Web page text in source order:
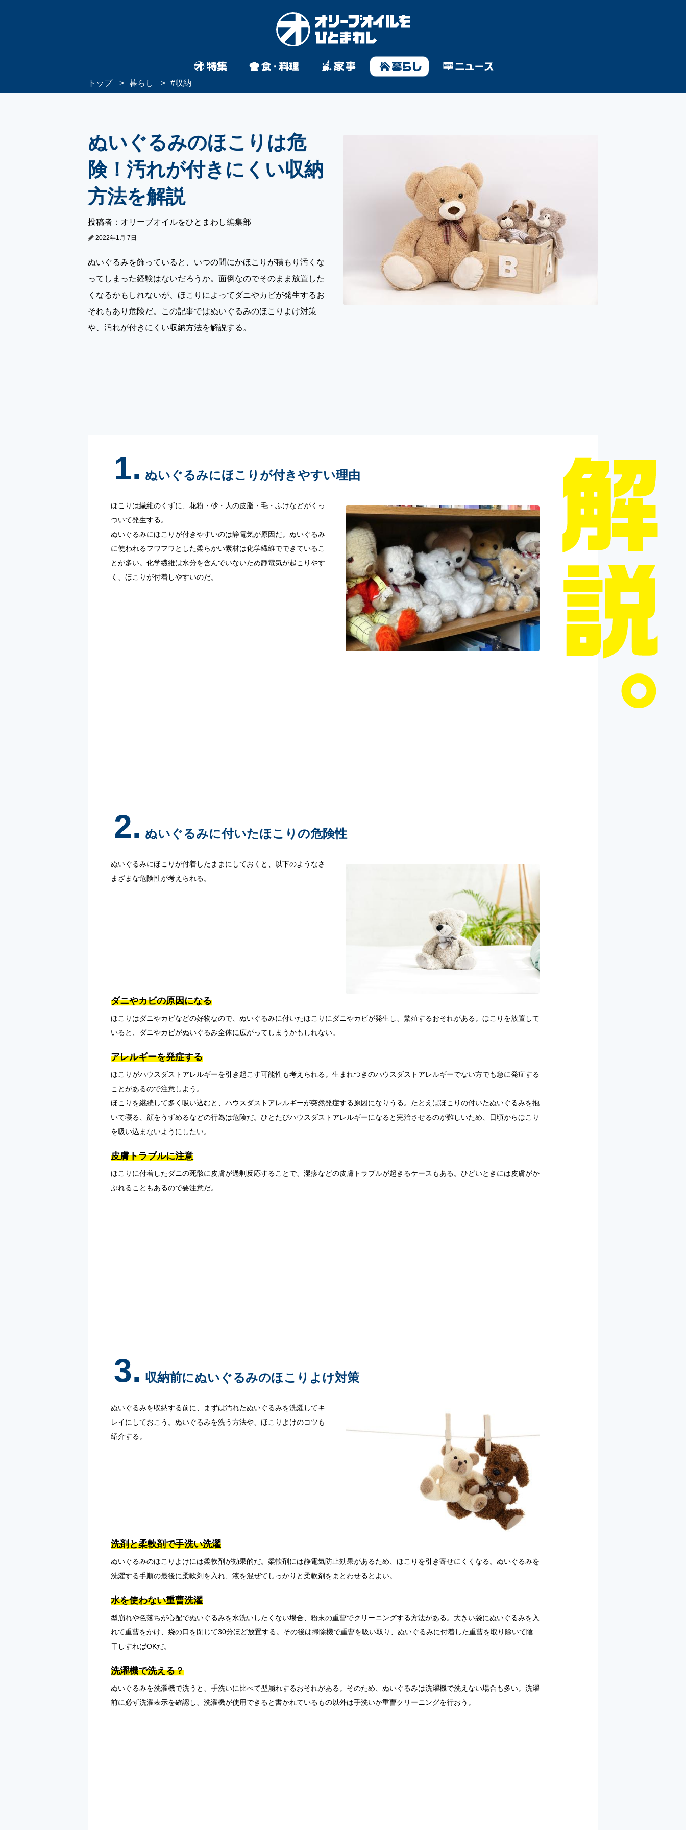
トップ 暮らし #収納
ぬいぐるみのほこりは危
険！汚れが付きにくい収納
方法を解説
投稿者：オリーブオイルをひとまわし編集部
2022年1月 7日
ぬいぐるみを飾っていると、いつの間にかほこりが積もり汚くな
ってしまった経験はないだろうか。面倒なのでそのまま放置した
くなるかもしれないが、ほこりによってダニやカビが発生するお
それもあり危険だ。この記事ではぬいぐるみのほこりよけ対策
や、汚れが付きにくい収納方法を解説する。
1. ぬいぐるみにほこりが付きやすい理由
ほこりは繊維のくずに、花粉・砂・人の皮脂・毛・ふけなどがくっ
ついて発生する。
ぬいぐるみにほこりが付きやすいのは静電気が原因だ。ぬいぐるみ
に使われるフワフワとした柔らかい素材は化学繊維でできているこ
とが多い。化学繊維は水分を含んでいないため静電気が起こりやす
く、ほこりが付着しやすいのだ。
2. ぬいぐるみに付いたほこりの危険性
ぬいぐるみにほこりが付着したままにしておくと、以下のようなさ
まざまな危険性が考えられる。
ダニやカビの原因になる
ほこりはダニやカビなどの好物なので、ぬいぐるみに付いたほこりにダニやカビが発生し、繁殖するおそれがある。ほこりを放置して
いると、ダニやカビがぬいぐるみ全体に広がってしまうかもしれない。
アレルギーを発症する
ほこりがハウスダストアレルギーを引き起こす可能性も考えられる。生まれつきのハウスダストアレルギーでない方でも急に発症する
ことがあるので注意しよう。
ほこりを継続して多く吸い込むと、ハウスダストアレルギーが突然発症する原因になりうる。たとえばほこりの付いたぬいぐるみを抱
いて寝る、顔をうずめるなどの行為は危険だ。ひとたびハウスダストアレルギーになると完治させるのが難しいため、日頃からほこり
を吸い込まないようにしたい。
皮膚トラブルに注意
ほこりに付着したダニの死骸に皮膚が過剰反応することで、湿疹などの皮膚トラブルが起きるケースもある。ひどいときには皮膚がか
ぶれることもあるので要注意だ。
3. 収納前にぬいぐるみのほこりよけ対策
ぬいぐるみを収納する前に、まずは汚れたぬいぐるみを洗濯してキ
レイにしておこう。ぬいぐるみを洗う方法や、ほこりよけのコツも
紹介する。
洗剤と柔軟剤で手洗い洗濯
ぬいぐるみのほこりよけには柔軟剤が効果的だ。柔軟剤には静電気防止効果があるため、ほこりを引き寄せにくくなる。ぬいぐるみを
洗濯する手順の最後に柔軟剤を入れ、液を混ぜてしっかりと柔軟剤をまとわせるとよい。
水を使わない重曹洗濯
型崩れや色落ちが心配でぬいぐるみを水洗いしたくない場合、粉末の重曹でクリーニングする方法がある。大きい袋にぬいぐるみを入
れて重曹をかけ、袋の口を閉じて30分ほど放置する。その後は掃除機で重曹を吸い取り、ぬいぐるみに付着した重曹を取り除いて陰
干しすればOKだ。
洗濯機で洗える？
ぬいぐるみを洗濯機で洗うと、手洗いに比べて型崩れするおそれがある。そのため、ぬいぐるみは洗濯機で洗えない場合も多い。洗濯
前に必ず洗濯表示を確認し、洗濯機が使用できると書かれているもの以外は手洗いか重曹クリーニングを行おう。